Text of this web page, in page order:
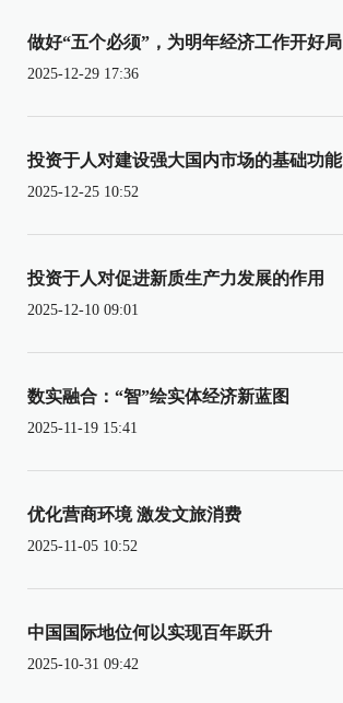
做好“五个必须”，为明年经济工作开好局
2025-12-29 17:36
投资于人对建设强大国内市场的基础功能
2025-12-25 10:52
投资于人对促进新质生产力发展的作用
2025-12-10 09:01
数实融合：“智”绘实体经济新蓝图
2025-11-19 15:41
优化营商环境 激发文旅消费
2025-11-05 10:52
中国国际地位何以实现百年跃升
2025-10-31 09:42